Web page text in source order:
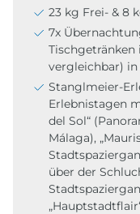
23 kg Frei- & 8
7x
Tischgetränken
vergleichbar)
Stanglmeier-
Erlebnistagen
del Sol“
Málaga),
über der